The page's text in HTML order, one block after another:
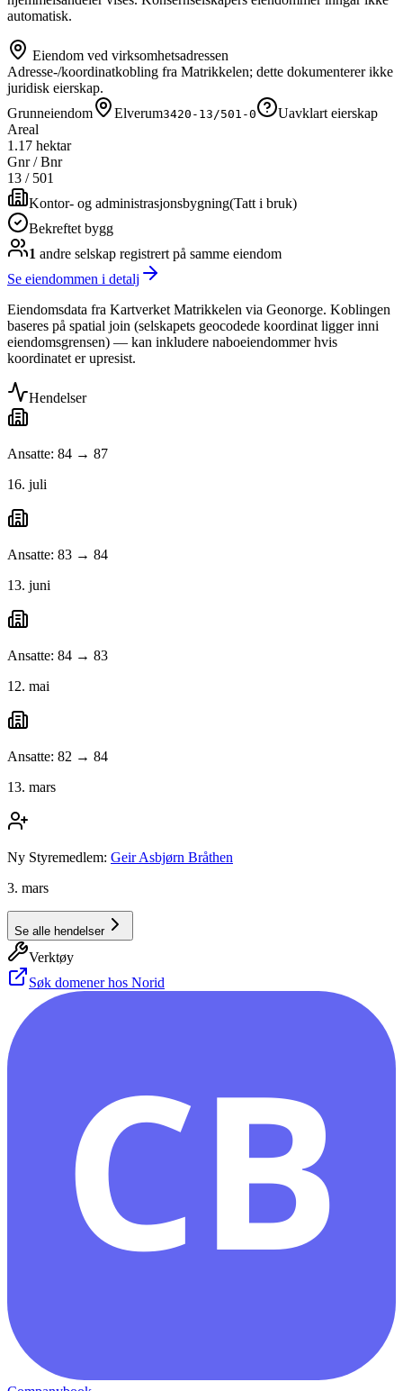
automatisk.
Eiendom ved virksomhetsadressen
Adresse-/koordinatkobling fra Matrikkelen; dette dokumenterer ikke
juridisk eierskap.
Grunneiendom
Elverum3420-13/501-0
Uavklart eierskap
Areal
1.17 hektar
Gnr / Bnr
13 / 501
Kontor- og administrasjonsbygning(Tatt i bruk)
Bekreftet bygg
1 andre selskap registrert på samme eiendom
Se eiendommen i detalj
Eiendomsdata fra Kartverket Matrikkelen via Geonorge. Koblingen
baseres på spatial join (selskapets geocodede koordinat ligger inni
eiendomsgrensen) — kan inkludere naboeiendommer hvis
koordinatet er upresist.
Hendelser
Ansatte: 84 → 87
16. juli
Ansatte: 83 → 84
13. juni
Ansatte: 84 → 83
12. mai
Ansatte: 82 → 84
13. mars
Ny Styremedlem: Geir Asbjørn Bråthen
3. mars
Se alle hendelser
Verktøy
Søk domener hos Norid
CB